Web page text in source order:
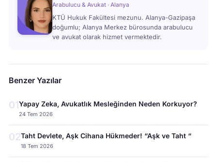
Arabulucu & Avukat · Alanya
KTÜ Hukuk Fakültesi mezunu. Alanya-Gazipaşa
doğumlu; Alanya Merkez bürosunda arabulucu
ve avukat olarak hizmet vermektedir.
Benzer Yazılar
01Yapay Zeka, Avukatlık Mesleğinden Neden Korkuyor?
24 Tem 2026
02Taht Devlete, Aşk Cihana Hükmeder! “Aşk ve Taht “
18 Tem 2026